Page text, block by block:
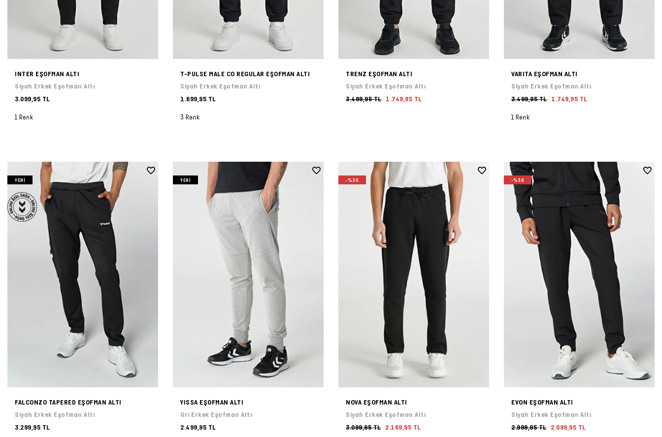
INTER EŞOFMAN ALTI
Siyah Erkek Eşofman Altı
3.099,95 TL
1 Renk
T-PULSE MALE CO REGULAR EŞOFMAN ALTI
Siyah Erkek Eşofman Altı
1.699,95 TL
3 Renk
TRENZ EŞOFMAN ALTI
Siyah Erkek Eşofman Altı
3.499,95 TL
1.749,95 TL
VARITA EŞOFMAN ALTI
Siyah Erkek Eşofman Altı
3.499,95 TL
1.749,95 TL
1 Renk
YENI
FALCONZO TAPERED EŞOFMAN ALTI
Siyah Erkek Eşofman Altı
3.299,95 TL
YENI
YISSA EŞOFMAN ALTI
Gri Erkek Eşofman Altı
2.499,95 TL
-%30
NOVA EŞOFMAN ALTI
Siyah Erkek Eşofman Altı
3.099,95 TL
2.169,95 TL
-%30
EVON EŞOFMAN ALTI
Siyah Erkek Eşofman Altı
2.999,95 TL
2.099,95 TL